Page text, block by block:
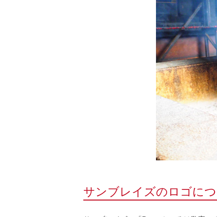
サンブレイズのロゴに